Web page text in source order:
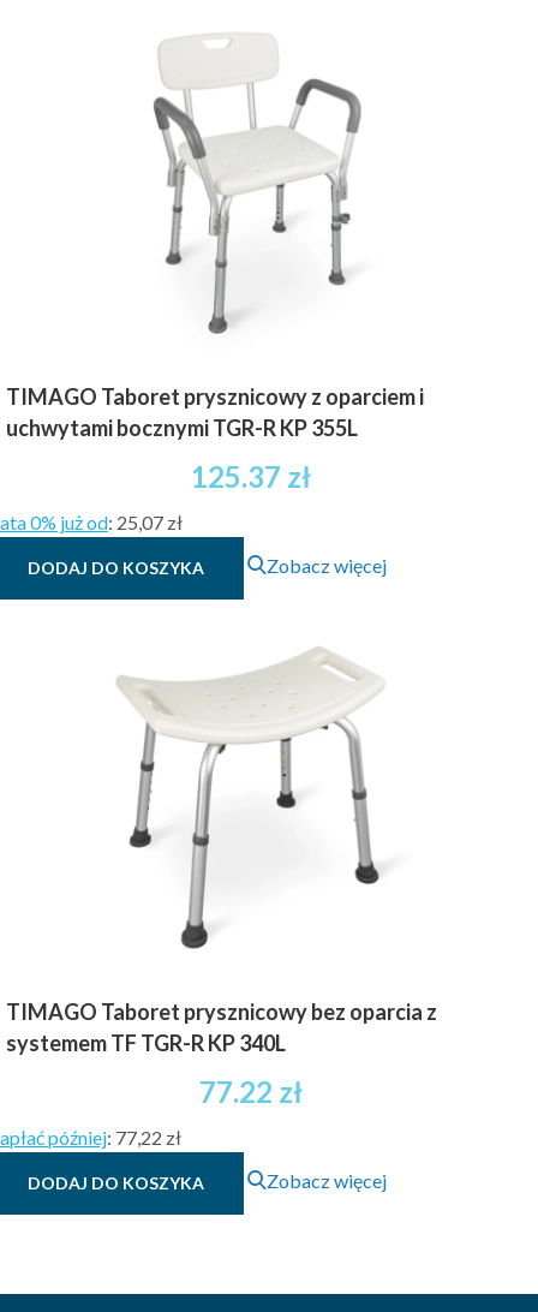
TIMAGO Taboret prysznicowy z oparciem i
uchwytami bocznymi TGR-R KP 355L
125.37 zł
0% już od: 25,07 zł
DODAJ DO KOSZYKA Zobacz więcej
TIMAGO Taboret prysznicowy bez oparcia z
systemem TF TGR-R KP 340L
77.22 zł
później: 77,22 zł
DODAJ DO KOSZYKA Zobacz więcej